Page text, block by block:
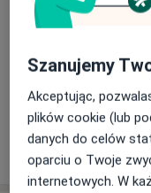
Instytut Rodziny
Romera 4b, 02-784
Szanujemy
Akceptując,
plików cookie (lub
danych do celów
oparciu o Twoje
internetowych. W